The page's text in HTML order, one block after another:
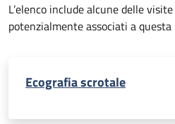
L’elenco include alcune delle
potenzialmente associati a
Ecografia scrotale